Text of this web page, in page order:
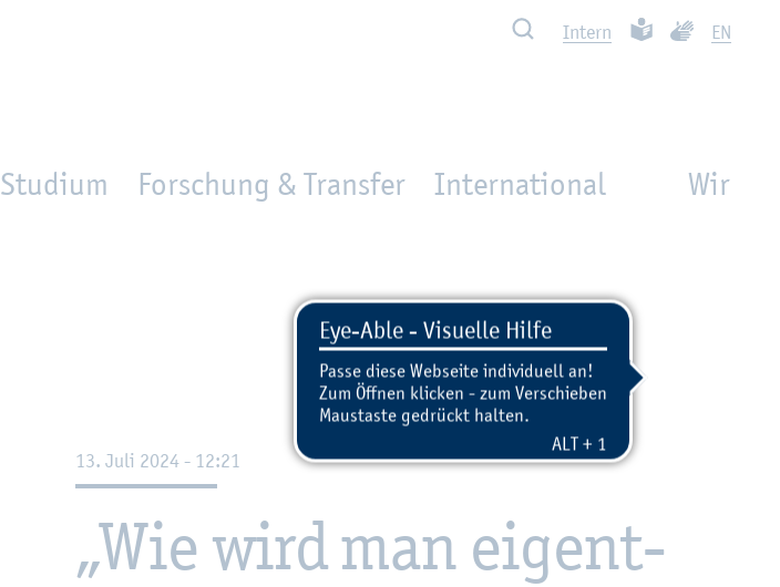
Such­ben In­tern Leich­te Spra­che
EN
Studium Forschung & Transfer International Wir
13. Juli 2024 - 12:21
„Wie wird man ei­gent­